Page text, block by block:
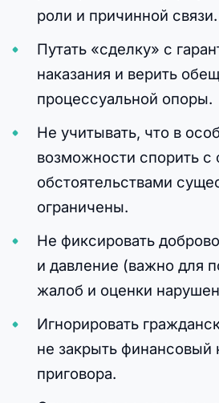
роли и причинной связи.
Путать «сделку» с
наказания и верить
процессуальной опоры.
Не учитывать, что в
возможности спорить с
обстоятельствами
ограничены.
Не фиксировать
и давление (важно для
жалоб и оценки
Игнорировать
не закрыть финансовый
приговора.